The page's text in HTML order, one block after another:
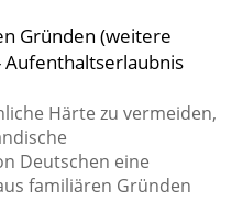
Gründen (weitere
Aufenthaltserlaubnis
Härte zu vermeiden,
Deutschen eine
familiären Gründen